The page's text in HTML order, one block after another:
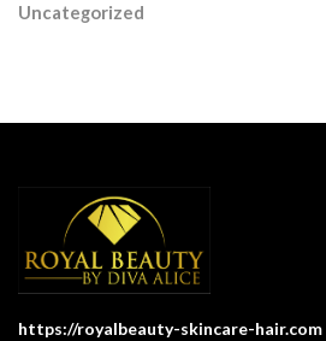
Uncategorized
https://royalbeauty-skincare-hair.com